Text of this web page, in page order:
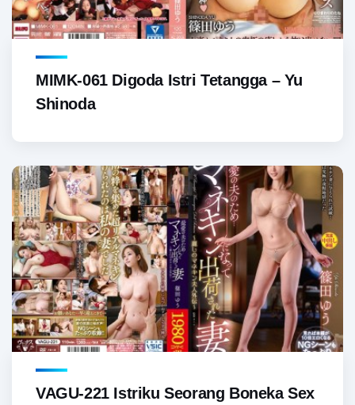
MIMK-061 Digoda Istri Tetangga – Yu
Shinoda
VAGU-221 Istriku Seorang Boneka Sex